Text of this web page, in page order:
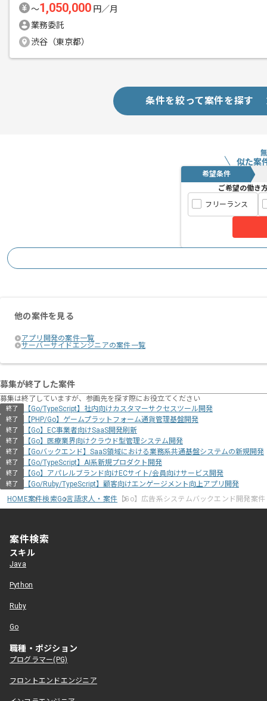
エージェントからのコ
メント
ご経験と実績に応じてスライド案件の
新しいアイディアや技術を積極的に導入
スキルアップされたい方、長期的に参
〜1,050,000 円／月
業務委託
渋谷（東京都）
条件を絞って案件を探す
似た案
希望条件
ご希望の働き
フリーランス
他の案件を見る
アプリ開発の案件一覧
サーバーサイドエンジニアの案件一覧
募集が終了した案件
募集は終了していますが、参画先を探す際にお役立てください
終了 【Go/TypeScript】社内向けカスタマーサクセスツール開発
終了 【PHP/Go】ゲームプラットフォーム通貨管理基盤開発
終了 【Go】EC事業者向けSaaS開発刷新
終了 【Go】医療業界向けクラウド型管理システム開発
終了 【Goバックエンド】SaaS領域における業務系共通基盤システムの新規開発
終了 【Go/TypeScript】AI系新規プロダクト開発
終了 【Go】アパレルブランド向けECサイト/会員向けサービス開発
終了
【Go/Ruby/TypeScript】顧客向けエンゲージメント向上アプリ開発
HOME案件検索Go言語求人・案件 【Go】広告系システムバックエンド開発案件
案件検索
スキル
Java
Python
Ruby
Go
職種・ポジション
プログラマー(PG)
フロントエンドエンジニア